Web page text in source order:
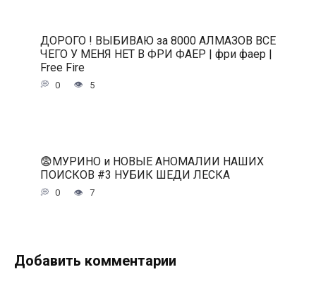
ДОРОГО ! ВЫБИВАЮ за 8000 АЛМАЗОВ ВСЕ
ЧЕГО У МЕНЯ НЕТ В ФРИ ФАЕР | фри фаер |
Free Fire
0 5
😨МУРИНО и НОВЫЕ АНОМАЛИИ НАШИХ
ПОИСКОВ #3 НУБИК ШЕДИ ЛЕСКА
0 7
Добавить комментарии